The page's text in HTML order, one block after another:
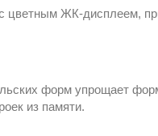
ЖК-дисплеем,
форм упрощает
из памяти.